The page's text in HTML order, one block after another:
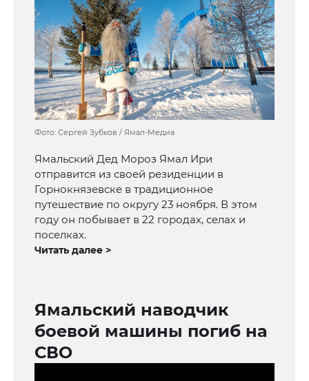
Фото: Сергей Зубков / Ямал-Медиа
Ямальский Дед Мороз Ямал Ири
отправится из своей резиденции в
Горнокнязевске в традиционное
путешествие по округу 23 ноября. В этом
году он побывает в 22 городах, селах и
поселках.
Читать далее >
Ямальский наводчик
боевой машины погиб на
СВО